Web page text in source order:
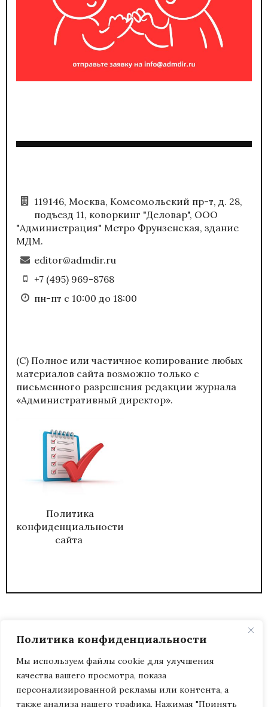
Политика конфиденциальности
Мы используем файлы cookie для улучшения
качества вашего просмотра, показа
персонализированной рекламы или контента, а
также анализа нашего трафика. Нажимая "Принять
119146, Москва, Комсомольский пр-т, д. 28,
подъезд 11, коворкинг "Деловар", ООО
"Администрация" Метро Фрунзенская, здание
МДМ.
editor@admdir.ru
+7 (495) 969-8768
пн-пт с 10:00 до 18:00
(С) Полное или частичное копирование любых
материалов сайта возможно только с
письменного разрешения редакции журнала
«Административный директор».
Политика
конфиденциальности
сайта
ДИРЕКТОР.